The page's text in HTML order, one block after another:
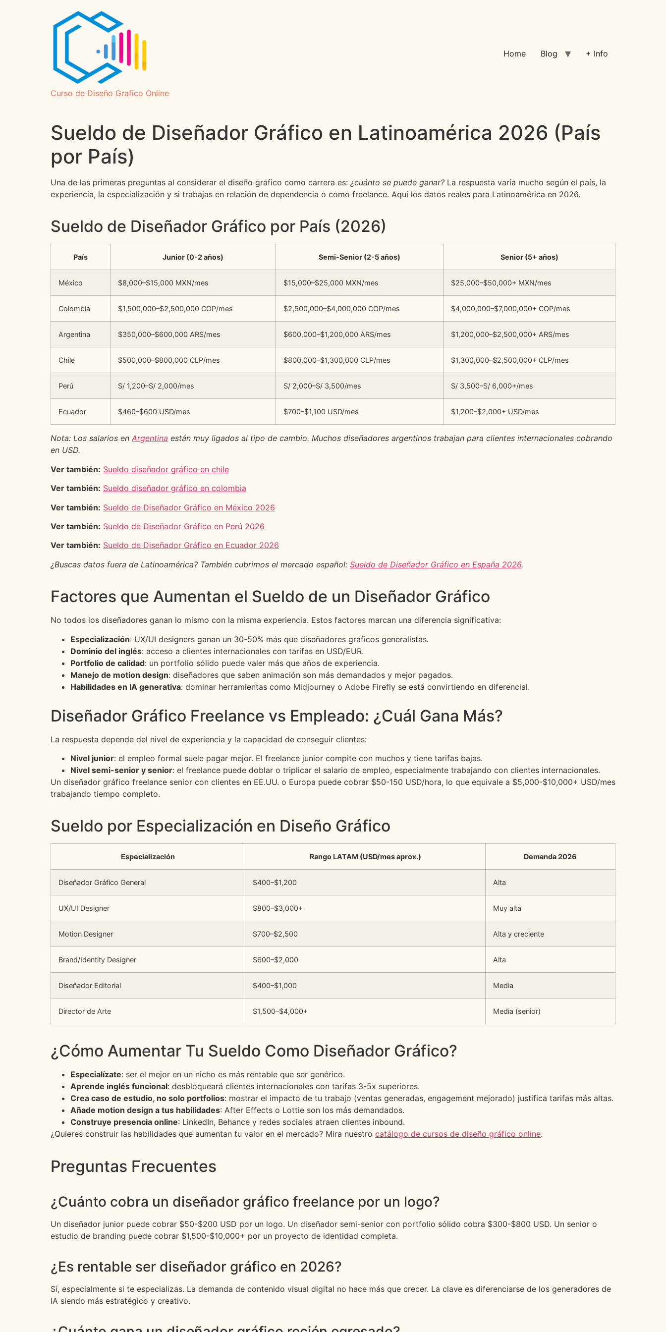
Curso de Diseño Grafico Online
Home Blog + Info
Sueldo de Diseñador Gráfico en Latinoamérica 2026 (País
por País)
Una de las primeras preguntas al considerar el diseño gráfico como carrera es: ¿cuánto se puede ganar? La respuesta varía mucho según el país, la
experiencia, la especialización y si trabajas en relación de dependencia o como freelance. Aquí los datos reales para Latinoamérica en 2026.
Sueldo de Diseñador Gráfico por País (2026)
País Junior (0-2 años) Semi-Senior (2-5 años) Senior (5+ años)
México $8,000–$15,000 MXN/mes $15,000–$25,000 MXN/mes $25,000–$50,000+ MXN/mes
Colombia $1,500,000–$2,500,000 COP/mes $2,500,000–$4,000,000 COP/mes $4,000,000–$7,000,000+ COP/mes
Argentina $350,000–$600,000 ARS/mes $600,000–$1,200,000 ARS/mes $1,200,000–$2,500,000+ ARS/mes
Chile $500,000–$800,000 CLP/mes $800,000–$1,300,000 CLP/mes $1,300,000–$2,500,000+ CLP/mes
Perú S/ 1,200–S/ 2,000/mes S/ 2,000–S/ 3,500/mes S/ 3,500–S/ 6,000+/mes
Ecuador $460–$600 USD/mes $700–$1,100 USD/mes $1,200–$2,000+ USD/mes
Nota: Los salarios en Argentina están muy ligados al tipo de cambio. Muchos diseñadores argentinos trabajan para clientes internacionales cobrando
en USD.
Ver también: Sueldo diseñador gráfico en chile
Ver también: Sueldo diseñador gráfico en colombia
Ver también: Sueldo de Diseñador Gráfico en México 2026
Ver también: Sueldo de Diseñador Gráfico en Perú 2026
Ver también: Sueldo de Diseñador Gráfico en Ecuador 2026
¿Buscas datos fuera de Latinoamérica? También cubrimos el mercado español: Sueldo de Diseñador Gráfico en España 2026.
Factores que Aumentan el Sueldo de un Diseñador Gráfico
No todos los diseñadores ganan lo mismo con la misma experiencia. Estos factores marcan una diferencia significativa:
Especialización: UX/UI designers ganan un 30-50% más que diseñadores gráficos generalistas.
Dominio del inglés: acceso a clientes internacionales con tarifas en USD/EUR.
Portfolio de calidad: un portfolio sólido puede valer más que años de experiencia.
Manejo de motion design: diseñadores que saben animación son más demandados y mejor pagados.
Habilidades en IA generativa: dominar herramientas como Midjourney o Adobe Firefly se está convirtiendo en diferencial.
Diseñador Gráfico Freelance vs Empleado: ¿Cuál Gana Más?
La respuesta depende del nivel de experiencia y la capacidad de conseguir clientes:
Nivel junior: el empleo formal suele pagar mejor. El freelance junior compite con muchos y tiene tarifas bajas.
Nivel semi-senior y senior: el freelance puede doblar o triplicar el salario de empleo, especialmente trabajando con clientes internacionales.
Un diseñador gráfico freelance senior con clientes en EE.UU. o Europa puede cobrar $50-150 USD/hora, lo que equivale a $5,000-$10,000+ USD/mes
trabajando tiempo completo.
Sueldo por Especialización en Diseño Gráfico
Especialización Rango LATAM (USD/mes aprox.) Demanda 2026
Diseñador Gráfico General $400–$1,200 Alta
UX/UI Designer $800–$3,000+ Muy alta
Motion Designer $700–$2,500 Alta y creciente
Brand/Identity Designer $600–$2,000 Alta
Diseñador Editorial $400–$1,000 Media
Director de Arte $1,500–$4,000+ Media (senior)
¿Cómo Aumentar Tu Sueldo Como Diseñador Gráfico?
Especialízate: ser el mejor en un nicho es más rentable que ser genérico.
Aprende inglés funcional: desbloqueará clientes internacionales con tarifas 3-5x superiores.
Crea caso de estudio, no solo portfolios: mostrar el impacto de tu trabajo (ventas generadas, engagement mejorado) justifica tarifas más altas.
Añade motion design a tus habilidades: After Effects o Lottie son los más demandados.
Construye presencia online: LinkedIn, Behance y redes sociales atraen clientes inbound.
¿Quieres construir las habilidades que aumentan tu valor en el mercado? Mira nuestro catálogo de cursos de diseño gráfico online.
Preguntas Frecuentes
¿Cuánto cobra un diseñador gráfico freelance por un logo?
Un diseñador junior puede cobrar $50-$200 USD por un logo. Un diseñador semi-senior con portfolio sólido cobra $300-$800 USD. Un senior o
estudio de branding puede cobrar $1,500-$10,000+ por un proyecto de identidad completa.
¿Es rentable ser diseñador gráfico en 2026?
Sí, especialmente si te especializas. La demanda de contenido visual digital no hace más que crecer. La clave es diferenciarse de los generadores de
IA siendo más estratégico y creativo.